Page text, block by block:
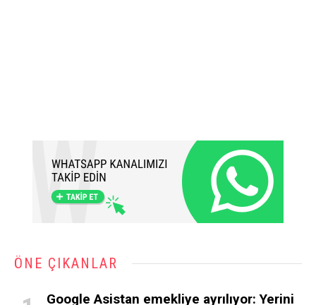
ÖNE ÇIKANLAR
Google Asistan emekliye ayrılıyor: Yerini